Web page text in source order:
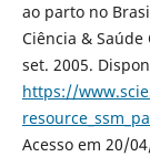
ao parto no
Ciência & Saúde
set. 2005.
https://
Acesso em 20/